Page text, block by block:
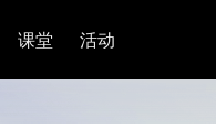
课堂 活动